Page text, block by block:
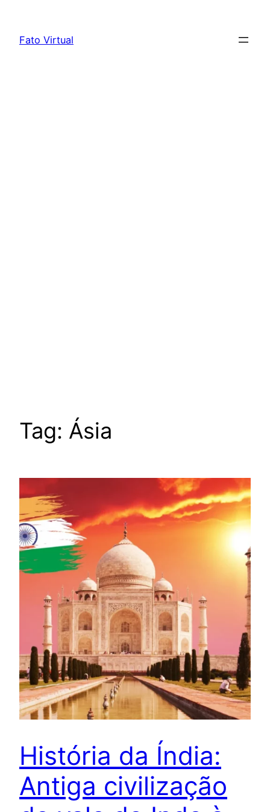
content
Fato Virtual
Tag: Ásia
História da Índia:
Antiga civilização